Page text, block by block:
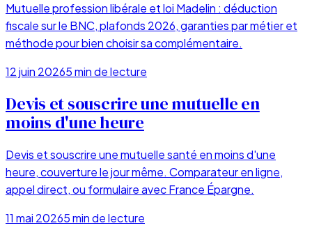
Mutuelle profession libérale et loi Madelin : déduction
fiscale sur le BNC, plafonds 2026, garanties par métier et
méthode pour bien choisir sa complémentaire.
12 juin 20265min de lecture
Devis et souscrire une mutuelle en
moins d'une heure
Devis et souscrire une mutuelle santé en moins d'une
heure, couverture le jour même. Comparateur en ligne,
appel direct, ou formulaire avec France Épargne.
11 mai 20265min de lecture